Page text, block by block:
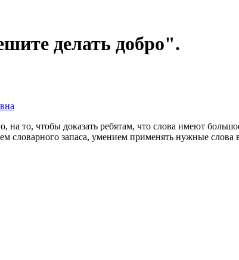
делать добро".
на то, чтобы доказать ребятам, что слова имеют
словарного запаса, умением применять нужные слова